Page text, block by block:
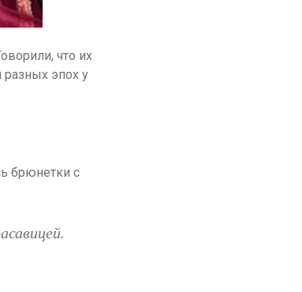
что их
эпох у
брюнетки с